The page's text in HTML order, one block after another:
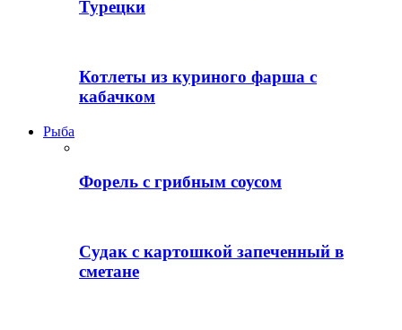
Турецки
Котлеты из куриного фарша с
кабачком
Рыба
Форель с грибным соусом
Судак с картошкой запеченный в
сметане